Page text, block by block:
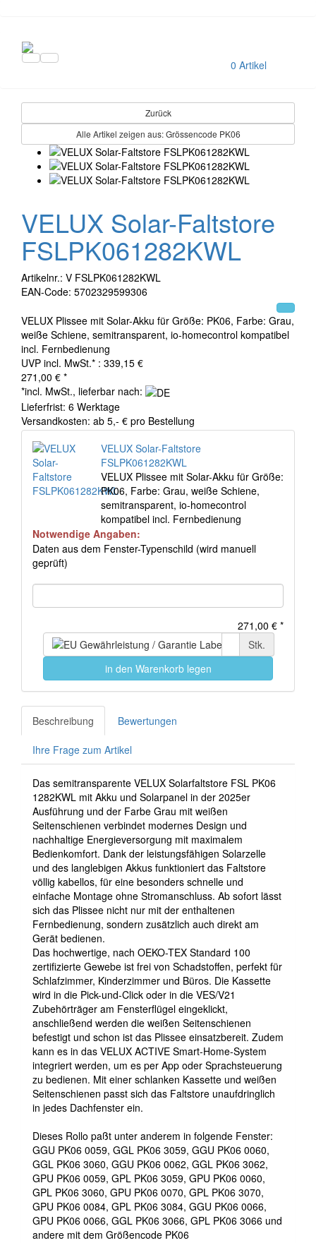
0 Artikel
Zurück
Alle Artikel zeigen aus: Grössencode PK06
VELUX Solar-Faltstore
FSLPK061282KWL
Artikelnr.: V FSLPK061282KWL
EAN-Code: 5702329599306
VELUX Plissee mit Solar-Akku für Größe: PK06, Farbe: Grau,
weiße Schiene, semitransparent, io-homecontrol kompatibel
incl. Fernbedienung
UVP incl. MwSt.* : 339,15 €
271,00 € *
*incl. MwSt., lieferbar nach:
Lieferfrist: 6 Werktage
Versandkosten: ab 5,- € pro Bestellung
VELUX Solar-Faltstore
FSLPK061282KWL
VELUX Plissee mit Solar-Akku für Größe:
PK06, Farbe: Grau, weiße Schiene,
semitransparent, io-homecontrol
kompatibel incl. Fernbedienung
Notwendige Angaben:
Daten aus dem Fenster-Typenschild (wird manuell
geprüft)
271,00 € *
Stk.
in den Warenkorb legen
Beschreibung Bewertungen
Ihre Frage zum Artikel
Das semitransparente VELUX Solarfaltstore FSL PK06
1282KWL mit Akku und Solarpanel in der 2025er
Ausführung und der Farbe Grau mit weißen
Seitenschienen verbindet modernes Design und
nachhaltige Energieversorgung mit maximalem
Bedienkomfort. Dank der leistungsfähigen Solarzelle
und des langlebigen Akkus funktioniert das Faltstore
völlig kabellos, für eine besonders schnelle und
einfache Montage ohne Stromanschluss. Ab sofort lässt
sich das Plissee nicht nur mit der enthaltenen
Fernbedienung, sondern zusätzlich auch direkt am
Gerät bedienen.
Das hochwertige, nach OEKO-TEX Standard 100
zertifizierte Gewebe ist frei von Schadstoffen, perfekt für
Schlafzimmer, Kinderzimmer und Büros. Die Kassette
wird in die Pick-und-Click oder in die VES/V21
Zubehörträger am Fensterflügel eingeklickt,
anschließend werden die weißen Seitenschienen
befestigt und schon ist das Plissee einsatzbereit. Zudem
kann es in das VELUX ACTIVE Smart-Home-System
integriert werden, um es per App oder Sprachsteuerung
zu bedienen. Mit einer schlanken Kassette und weißen
Seitenschienen passt sich das Faltstore unaufdringlich
in jedes Dachfenster ein.
Dieses Rollo paßt unter anderem in folgende Fenster:
GGU PK06 0059, GGL PK06 3059, GGU PK06 0060,
GGL PK06 3060, GGU PK06 0062, GGL PK06 3062,
GPU PK06 0059, GPL PK06 3059, GPU PK06 0060,
GPL PK06 3060, GPU PK06 0070, GPL PK06 3070,
GPU PK06 0084, GPL PK06 3084, GGU PK06 0066,
GPU PK06 0066, GGL PK06 3066, GPL PK06 3066 und
andere mit dem Größencode PK06